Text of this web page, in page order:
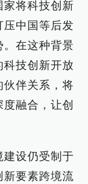
家将科技创新
压中国等后发
。在这种背景
技创新开放
伙伴关系，将
融合，让创
建设仍受制于
新要素跨境流